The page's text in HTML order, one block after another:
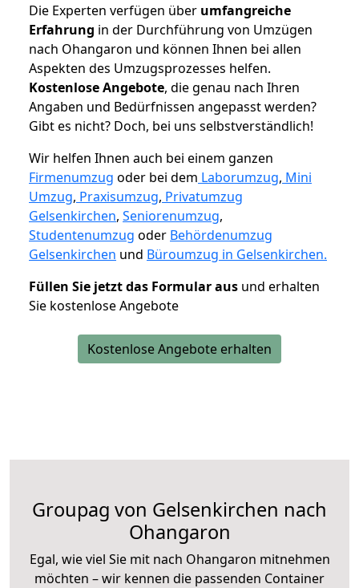
Die Experten verfügen über umfangreiche
Erfahrung in der Durchführung von Umzügen
nach Ohangaron und können Ihnen bei allen
Aspekten des Umzugsprozesses helfen.
Kostenlose Angebote, die genau nach Ihren
Angaben und Bedürfnissen angepasst werden?
Gibt es nicht? Doch, bei uns selbstverständlich!
Wir helfen Ihnen auch bei einem ganzen
Firmenumzug oder bei dem Laborumzug, Mini
Umzug, Praxisumzug, Privatumzug
Gelsenkirchen, Seniorenumzug,
Studentenumzug oder Behördenumzug
Gelsenkirchen und Büroumzug in Gelsenkirchen.
Füllen Sie jetzt das Formular aus und erhalten
Sie kostenlose Angebote
Kostenlose Angebote erhalten
Groupag von Gelsenkirchen nach
Ohangaron
Egal, wie viel Sie mit nach Ohangaron mitnehmen
möchten – wir kennen die passenden Container